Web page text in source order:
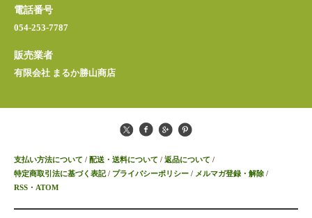
電話番号
054-253-7787
販売業者
有限会社 まるか勝山商店
支払い方法について / 配送・送料について / 返品について /
特定商取引法に基づく表記/ プライバシーポリシー / メルマガ登録・解除 /
RSS ・ ATOM